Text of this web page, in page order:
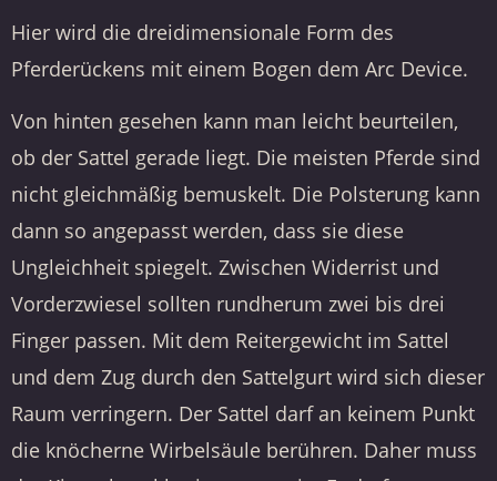
Hier wird die dreidimensionale Form des
Pferderückens mit einem Bogen dem Arc Device.
Von hinten gesehen kann man leicht beurteilen,
ob der Sattel gerade liegt. Die meisten Pferde sind
nicht gleichmäßig bemuskelt. Die Polsterung kann
dann so angepasst werden, dass sie diese
Ungleichheit spiegelt. Zwischen Widerrist und
Vorderzwiesel sollten rundherum zwei bis drei
Finger passen. Mit dem Reitergewicht im Sattel
und dem Zug durch den Sattelgurt wird sich dieser
Raum verringern. Der Sattel darf an keinem Punkt
die knöcherne Wirbelsäule berühren. Daher muss